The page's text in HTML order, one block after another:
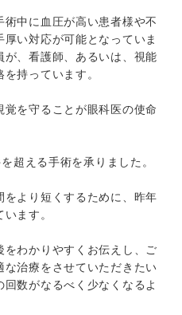
中に血圧が高い患者様や不
い対応が可能となっていま
、看護師、あるいは、視能
持っています。
覚を守ることが眼科医の使命
超える手術を承りました。
より短くするために、昨年
ます。
わかりやすくお伝えし、ご
治療をさせていただきたい
数がなるべく少なくなるよ